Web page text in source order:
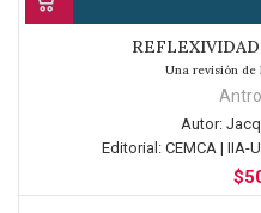
Una revisión
Autor:
Editorial:CEMCA | IIA-
$